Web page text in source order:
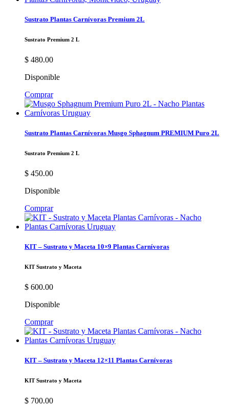
Sustrato Plantas Carnívoras Premium 2L
Sustrato Premium 2 L
$ 480.00
Disponible
Comprar
Sustrato Plantas Carnívoras Musgo Sphagnum PREMIUM Puro 2L
Sustrato Premium 2 L
$ 450.00
Disponible
Comprar
KIT – Sustrato y Maceta 10×9 Plantas Carnívoras
KIT Sustrato y Maceta
$ 600.00
Disponible
Comprar
KIT – Sustrato y Maceta 12×11 Plantas Carnívoras
KIT Sustrato y Maceta
$ 700.00